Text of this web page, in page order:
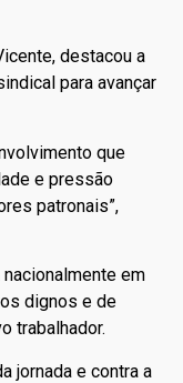
, destacou a
para avançar
que
e pressão
patronais”,
em
dignos e de
trabalhador.
jornada e contra a